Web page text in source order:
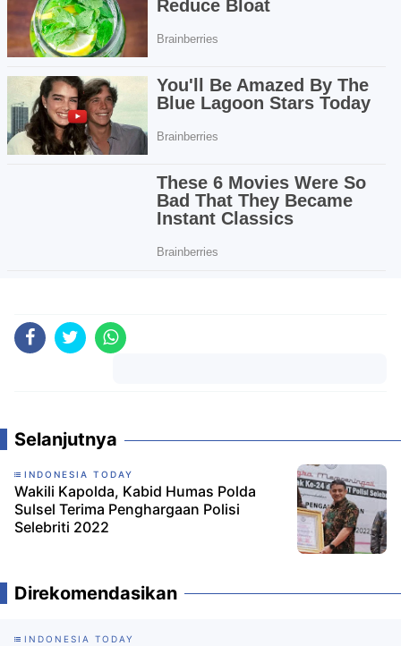
Selanjutnya
INDONESIA TODAY
Wakili Kapolda, Kabid Humas Polda
Sulsel Terima Penghargaan Polisi
Selebriti 2022
Direkomendasikan
INDONESIA TODAY